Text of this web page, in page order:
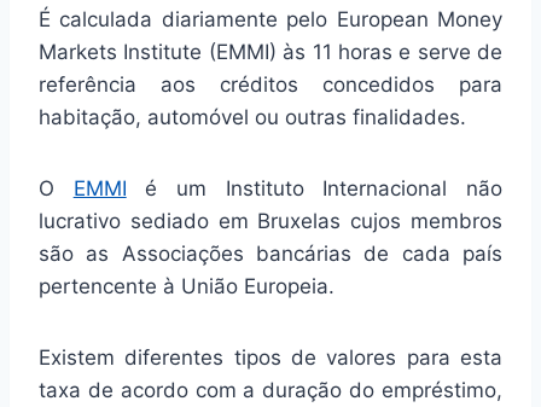
É calculada diariamente pelo European Money
Markets Institute (EMMI) às 11 horas e serve de
referência aos créditos concedidos para
habitação, automóvel ou outras finalidades.
O EMMI é um Instituto Internacional não
lucrativo sediado em Bruxelas cujos membros
são as Associações bancárias de cada país
pertencente à União Europeia.
Existem diferentes tipos de valores para esta
taxa de acordo com a duração do empréstimo,